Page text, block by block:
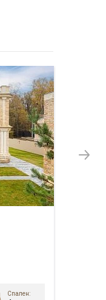
Спален: